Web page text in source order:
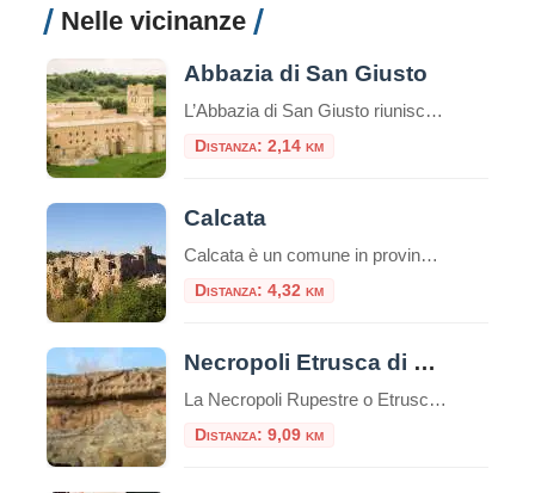
Nelle vicinanze
Abbazia di San Giusto
L’Abbazia di San Giusto riunisce molti secoli di storia in uno splendido luogo. Il monastero si affaccia sulla valle del fiume Marta, protetto da colline su entrambi i lati. Questa zona, a quattro chilometri da Tuscania, è stata anche in tempi
Distanza: 2,14 km
Calcata
Calcata è un comune in provincia di Viterbo, e dista dal capoluogo circa 45 km. A pochi chilometri da Roma, la cittadina di Calcata, arroccata sopra una montagna di tufo, domina la verde valle del fiume Treja. Nel paese di Calcata è stata girata la scena della distruzione del paesello nel film Amici miei del […]
Distanza: 4,32 km
Necropoli Etrusca di Norchia
La Necropoli Rupestre o Etrusca di Norchia è un antico sito archeologico situato nelle vicinanze di Vetralla, una cittadina nella regione del Lazio in Italia. Si tratta di una necropoli, cioè un’area dove sono presenti tombe e sepolture, caratterizzata da un particolare tipo di tomba, chiamata “tomba a camera rupestre”, scavata nella roccia tufacea.Indice dei […]
Distanza: 9,09 km